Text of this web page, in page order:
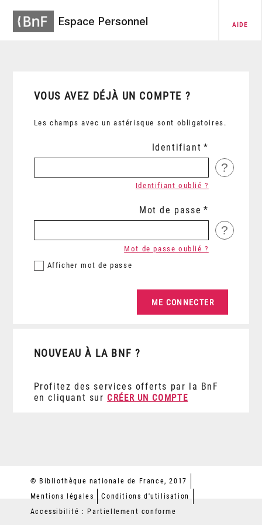
Espace Personnel AIDE
VOUS AVEZ DÉJÀ UN COMPTE ?
Les champs avec un astérisque sont obligatoires.
Identifiant
?
Identifiant oublié ?
Mot de passe
?
Afficher mot de passe
Mot de passe oublié ?
NOUVEAU À LA BNF ?
Profitez des services offerts par la BnF
en cliquant sur CRÉER UN COMPTE
© Bibliothèque nationale de France, 2017
Mentions légales
Conditions d'utilisation
Accessibilité : Partiellement conforme